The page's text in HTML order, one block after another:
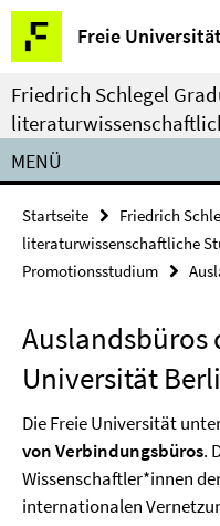
Springe
direkt
zu
Inhalt
Freie
Service-
Navigation
Friedrich Schlegel
MENÜ
Startseite
Friedrich
literaturwissenschaftliche
Promotionsstudium
Auslandsbüros
Universität
Die Freie Universität
von Verbindungsbüros.
Wissenschaftler*innen
internationalen